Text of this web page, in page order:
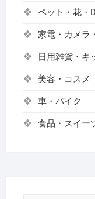
ペット・花・
家電・カメラ
日用雑貨・キ
美容・コスメ
車・バイク
食品・スイー